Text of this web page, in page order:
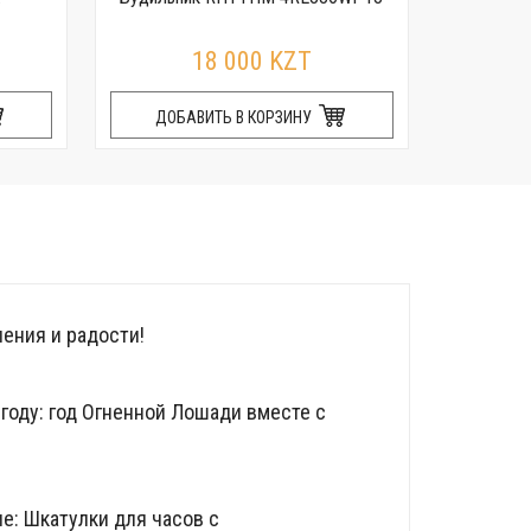
18 000 KZT
ДОБАВИТЬ В КОРЗИНУ
и радости!
год Огненной Лошади вместе с
Шкатулки для часов с